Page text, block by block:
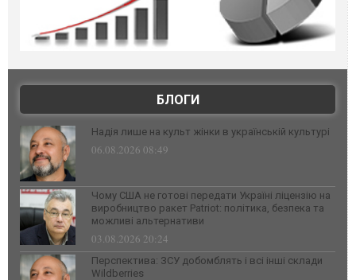
БЛОГИ
Надія лише на культ жінки в українській культурі
06.08.2026 08:49
Чому США не готові передати Україні ліцензію на
виробництво ракет Patriot: політика, безпека та
можливі альтернативи
03.08.2026 20:24
Перспектива: ЗСУ добомблять і всі інші склади
Wildberries